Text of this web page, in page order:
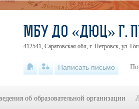
МБУ ДО «ДЮЦ» Г.
412541, Саратовская обл, г. Петровск, ул.
Написать письмо
об образовательной организации